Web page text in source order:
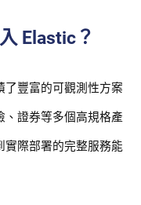
Elastic？
了豐富的可觀測性方案
、證券等多個高規格產
實際部署的完整服務能